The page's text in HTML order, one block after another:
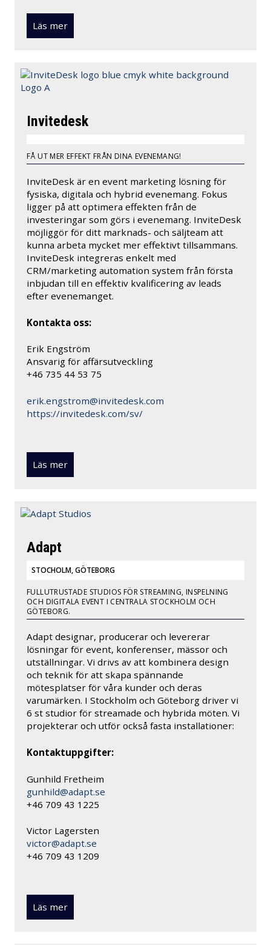
Läs mer
Invitedesk
FÅ UT MER EFFEKT FRÅN DINA EVENEMANG!
InviteDesk är en event marketing lösning för
fysiska, digitala och hybrid evenemang. Fokus
ligger på att optimera effekten från de
investeringar som görs i evenemang. InviteDesk
möjliggör för ditt marknads- och säljteam att
kunna arbeta mycket mer effektivt tillsammans.
InviteDesk integreras enkelt med
CRM/marketing automation system från första
inbjudan till en effektiv kvalificering av leads
efter evenemanget.
Kontakta oss:
Erik Engström
Ansvarig för affärsutveckling
+46 735 44 53 75
erik.engstrom@invitedesk.com
https://invitedesk.com/sv/
Läs mer
Adapt
STOCHOLM, GÖTEBORG
FULLUTRUSTADE STUDIOS FÖR STREAMING, INSPELNING
OCH DIGITALA EVENT I CENTRALA STOCKHOLM OCH
GÖTEBORG.
Adapt designar, producerar och levererar
lösningar för event, konferenser, mässor och
utställningar. Vi drivs av att kombinera design
och teknik för att skapa spännande
mötesplatser för våra kunder och deras
varumärken. I Stockholm och Göteborg driver vi
6 st studior för streamade och hybrida möten. Vi
projekterar och utför också fasta installationer:
Kontaktuppgifter:
Gunhild Fretheim
gunhild@adapt.se
+46 709 43 1225
Victor Lagersten
victor@adapt.se
+46 709 43 1209
Läs mer